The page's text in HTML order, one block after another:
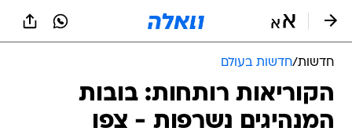
חדשות/חדשות בעולם
הקוריאות רותחות: בובות
המנהיגים נשרפות - צפו